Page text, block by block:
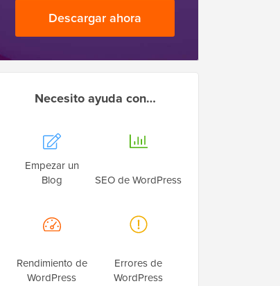
Descargar ahora
Necesito ayuda con…
Empezar un
Blog
SEO de WordPress
Rendimiento de
WordPress
Errores de
WordPress